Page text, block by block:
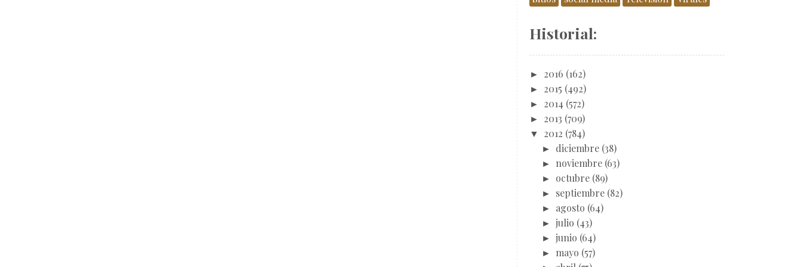
Historial:
► 2016 (162)
► 2015 (492)
► 2014 (572)
► 2013 (709)
▼ 2012 (784)
► diciembre (38)
► noviembre (63)
► octubre (89)
► septiembre (82)
► agosto (64)
► julio (43)
► junio (64)
► mayo (57)